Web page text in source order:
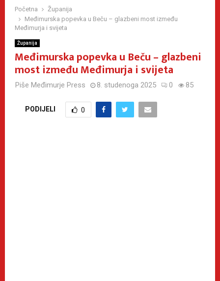
Početna
Županija
Međimurska popevka u Beču – glazbeni most između
Međimurja i svijeta
Županija
Međimurska popevka u Beču – glazbeni
most između Međimurja i svijeta
Piše Međimurje Press 8. studenoga 2025 0 85
PODIJELI 0